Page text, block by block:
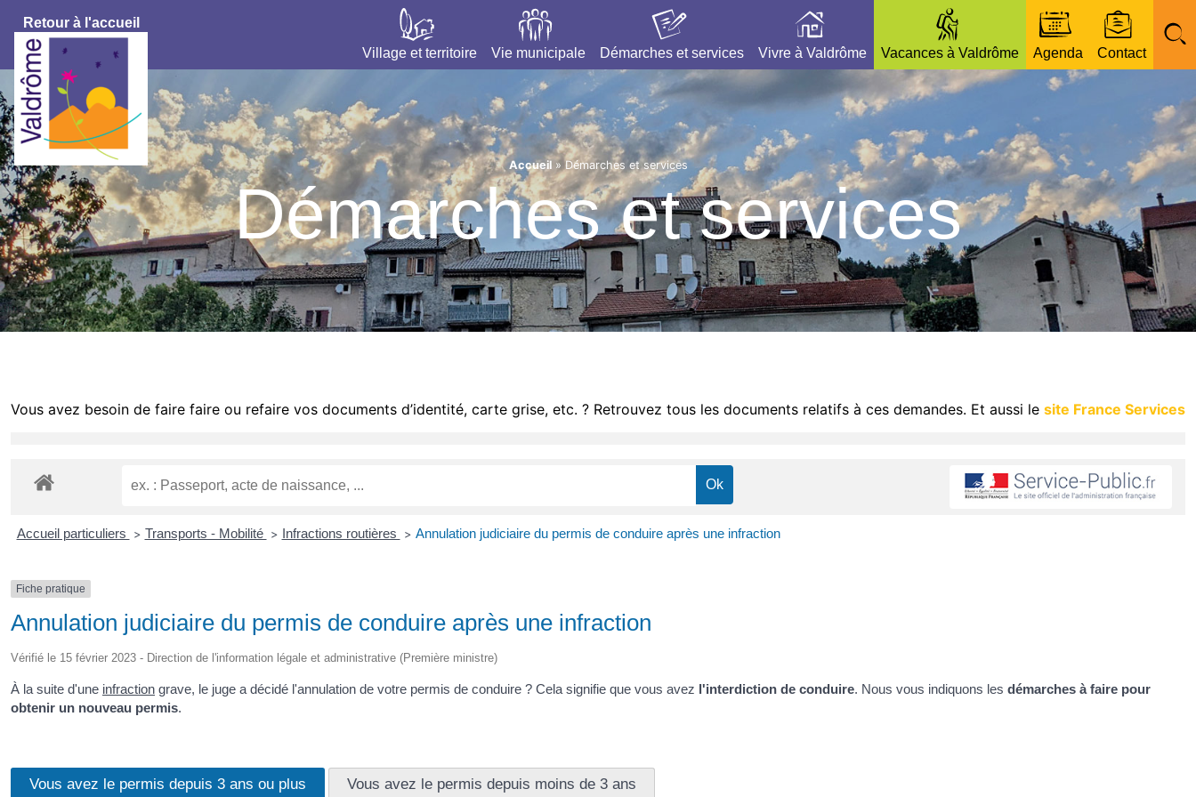
Retour à l'accueil
Village et territoire
Vie municipale Démarches et services Vivre à Valdrôme Vacances à Valdrôme Agenda Contact
Accueil»Démarches et services
Démarches et services
Vous avez besoin de faire faire ou refaire vos documents d’identité, carte grise, etc. ? Retrouvez tous les documents relatifs à ces demandes. Et aussi le site France Services
Accueil particuliers > Transports - Mobilité > Infractions routières > Annulation judiciaire du permis de conduire après une infraction
Fiche pratique
Annulation judiciaire du permis de conduire après une infraction
Vérifié le 15 février 2023 - Direction de l'information légale et administrative (Première ministre)
À la suite d'une infraction grave, le juge a décidé l'annulation de votre permis de conduire ? Cela signifie que vous avez l'interdiction de conduire. Nous vous indiquons les démarches à faire pour
obtenir un nouveau permis.
Vous avez le permis depuis 3 ans ou plus Vous avez le permis depuis moins de 3 ans